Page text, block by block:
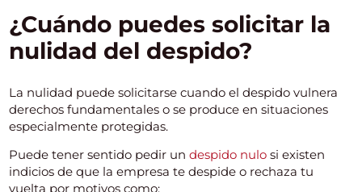
¿Cuándo puedes solicitar la
nulidad del despido?
La nulidad puede solicitarse cuando el despido vulnera
derechos fundamentales o se produce en situaciones
especialmente protegidas.
Puede tener sentido pedir undespido nulo si existen
indicios de que la empresa te despide o rechaza tu
vuelta por motivos como: